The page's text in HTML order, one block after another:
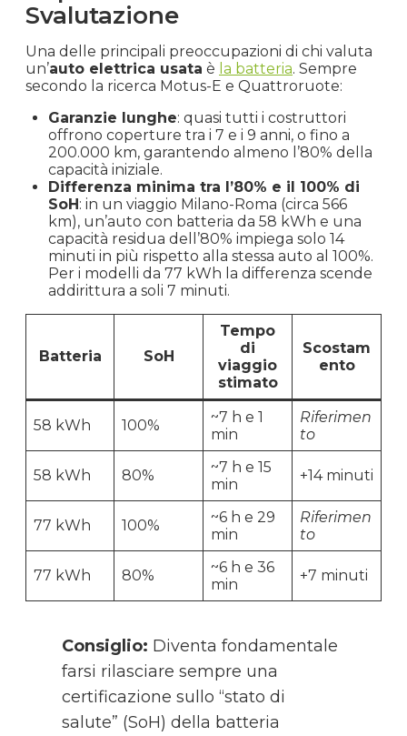
Svalutazione
Una delle principali preoccupazioni di chi valuta
un’auto elettrica usata è la batteria. Sempre
secondo la ricerca Motus-E e Quattroruote:
Garanzie lunghe: quasi tutti i costruttori
offrono coperture tra i 7 e i 9 anni, o fino a
200.000 km, garantendo almeno l’80% della
capacità iniziale.
Differenza minima tra l’80% e il 100% di
SoH: in un viaggio Milano-Roma (circa 566
km), un’auto con batteria da 58 kWh e una
capacità residua dell’80% impiega solo 14
minuti in più rispetto alla stessa auto al 100%.
Per i modelli da 77 kWh la differenza scende
addirittura a soli 7 minuti.
Batteria SoH
Tempo
di
viaggio
stimato
Scostam
ento
58 kWh 100%
~7 h e 1
min
Riferimen
to
58 kWh 80%
~7 h e 15
min
+14 minuti
77 kWh 100%
~6 h e 29
min
Riferimen
to
77 kWh 80%
~6 h e 36
min
+7 minuti
Consiglio: Diventa fondamentale
farsi rilasciare sempre una
certificazione sullo “stato di
salute” (SoH) della batteria